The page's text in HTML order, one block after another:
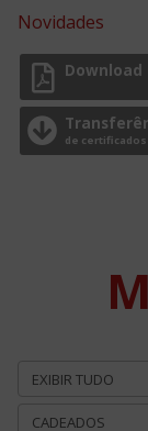
Novidades
de certificados
EXIBIR TUDO
CADEADOS